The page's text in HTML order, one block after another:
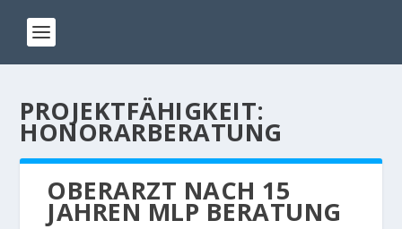
PROJEKTFÄHIGKEIT:
HONORARBERATUNG
OBERARZT NACH 15
JAHREN MLP BERATUNG